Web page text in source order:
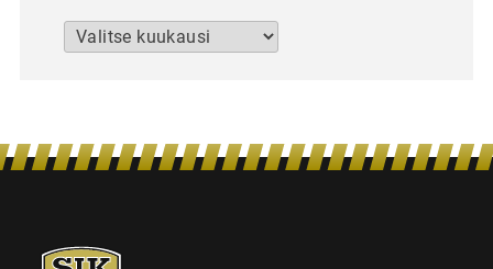
Arkistot
SJK-